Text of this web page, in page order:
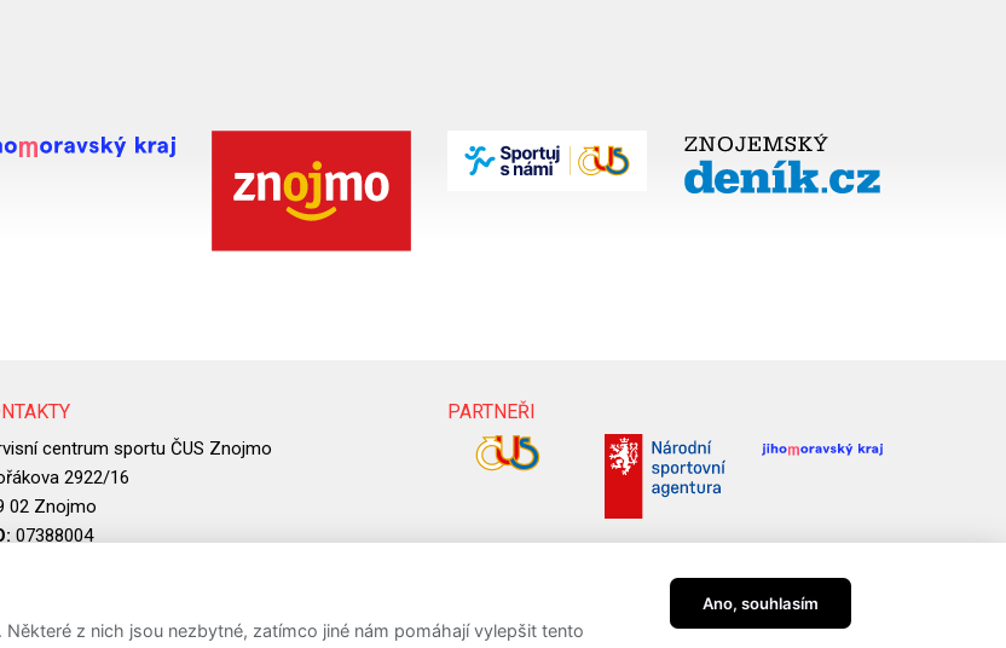
centrum sportu ČUS Znojmo
2922/16
02 Znojmo
07388004
PARTNEŘI
z nich jsou nezbytné, zatímco jiné nám pomáhají vylepšit tento
Ano, souhlasím